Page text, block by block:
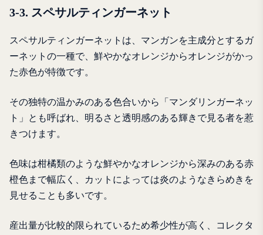
3-3. スペサルティンガーネット
スペサルティンガーネットは、マンガンを主成分とするガ
ーネットの一種で、鮮やかなオレンジからオレンジがかっ
た赤色が特徴です。
その独特の温かみのある色合いから「マンダリンガーネッ
ト」とも呼ばれ、明るさと透明感のある輝きで見る者を惹
きつけます。
色味は柑橘類のような鮮やかなオレンジから深みのある赤
橙色まで幅広く、カットによっては炎のようなきらめきを
見せることも多いです。
産出量が比較的限られているため希少性が高く、コレクタ